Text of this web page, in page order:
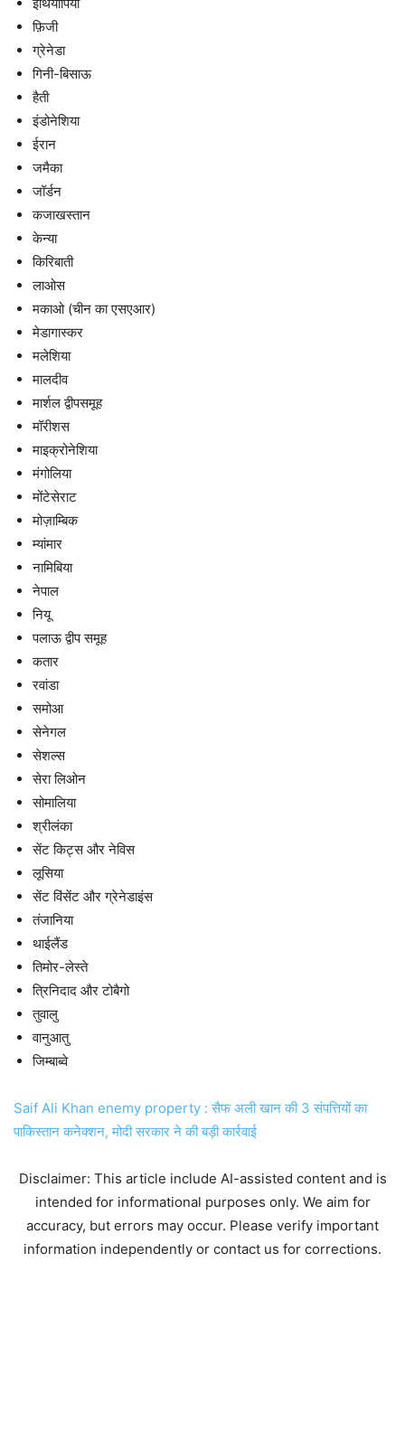
फ़िजी
ग्रेनेडा
गिनी-बिसाऊ
हैती
इंडोनेशिया
ईरान
जमैका
जॉर्डन
कजाखस्तान
केन्या
किरिबाती
लाओस
मकाओ (चीन का एसएआर)
मेडागास्कर
मलेशिया
मालदीव
मार्शल द्वीपसमूह
मॉरीशस
माइक्रोनेशिया
मंगोलिया
मोंटेसेराट
मोज़ाम्बिक
म्यांमार
नामिबिया
नेपाल
नियू
पलाऊ द्वीप समूह
कतार
रवांडा
समोआ
सेनेगल
सेशल्स
सेरा लिओन
सोमालिया
श्रीलंका
सेंट किट्स और नेविस
लूसिया
सेंट विंसेंट और ग्रेनेडाइंस
तंजानिया
थाईलैंड
तिमोर-लेस्ते
त्रिनिदाद और टोबैगो
तुवालु
वानुआतु
जिम्बाब्वे
Saif Ali Khan enemy property : सैफ अली खान की 3 संपत्तियों का
पाकिस्तान कनेक्शन, मोदी सरकार ने की बड़ी कार्रवाई
Disclaimer: This article include AI-assisted content and is
intended for informational purposes only. We aim for
accuracy, but errors may occur. Please verify important
information independently or contact us for corrections.